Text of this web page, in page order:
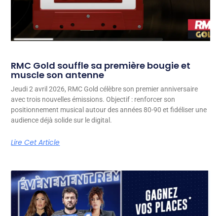
RMC Gold souffle sa première bougie et
muscle son antenne
Jeudi 2 avril 2026, RMC Gold célèbre son premier anniversaire
avec trois nouvelles émissions. Objectif : renforcer son
positionnement musical autour des années 80-90 et fidéliser une
audience déjà solide sur le digital.
Lire Cet Article